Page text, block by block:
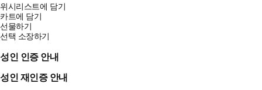
위시리스트에 담기
카트에 담기
선물하기
선택 소장하기
성인 인증 안내
성인 재인증 안내